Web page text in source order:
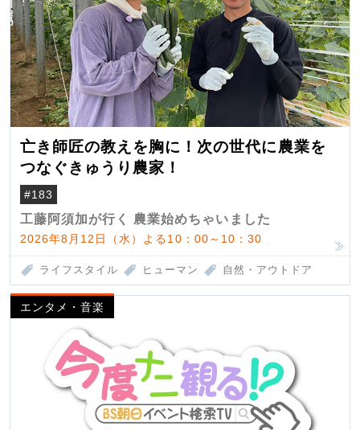
亡き師匠の教えを胸に！次の世代に農業を
つなぐきゅうり農家！
#183
工藤阿須加が行く 農業始めちゃいました
2026年8月12日（水）よる10：00～10：30
ライフスタイル ヒューマン 自然・アウトドア
エンタメ・音楽